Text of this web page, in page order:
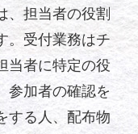
、担当者の役割
。受付業務はチ
当者に特定の役
参加者の確認を
する人、配布物